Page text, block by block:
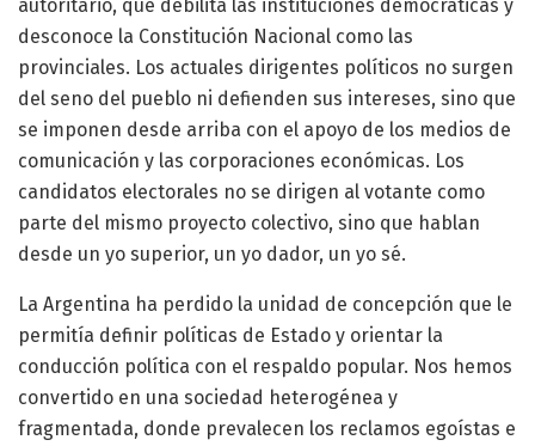
autoritario, que debilita las instituciones democráticas y
desconoce la Constitución Nacional como las
provinciales. Los actuales dirigentes políticos no surgen
del seno del pueblo ni defienden sus intereses, sino que
se imponen desde arriba con el apoyo de los medios de
comunicación y las corporaciones económicas. Los
candidatos electorales no se dirigen al votante como
parte del mismo proyecto colectivo, sino que hablan
desde un yo superior, un yo dador, un yo sé.
La Argentina ha perdido la unidad de concepción que le
permitía definir políticas de Estado y orientar la
conducción política con el respaldo popular. Nos hemos
convertido en una sociedad heterogénea y
fragmentada, donde prevalecen los reclamos egoístas e